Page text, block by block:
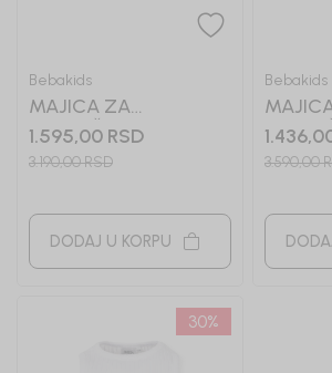
Bebakids
MAJICA ZA
DEVOJČICE RAIN
1.595,00 RSD
3.190,00RSD
DODAJ U KORPU
Bebakids
3.590,00
30%